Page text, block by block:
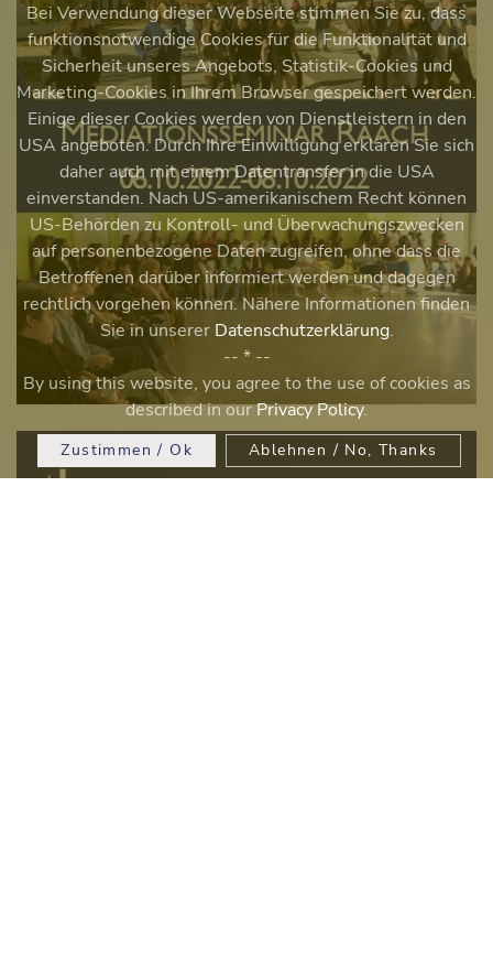
Bei Verwendung dieser Webseite stimmen Sie zu, dass
funktionsnotwendige Cookies für die Funktionalität und
Sicherheit unseres Angebots, Statistik-Cookies und
Marketing-Cookies in Ihrem Browser gespeichert werden.
Einige dieser Cookies werden von Dienstleistern in den
USA angeboten. Durch Ihre Einwilligung erklären Sie sich
daher auch mit einem Datentransfer in die USA
einverstanden. Nach US-amerikanischem Recht können
US-Behörden zu Kontroll- und Überwachungszwecken
auf personenbezogene Daten zugreifen, ohne dass die
Betroffenen darüber informiert werden und dagegen
rechtlich vorgehen können. Nähere Informationen finden
Sie in unserer Datenschutzerklärung.
-- * --
By using this website, you agree to the use of cookies as
described in ourPrivacy Policy.
Zustimmen / Ok Ablehnen / No, Thanks